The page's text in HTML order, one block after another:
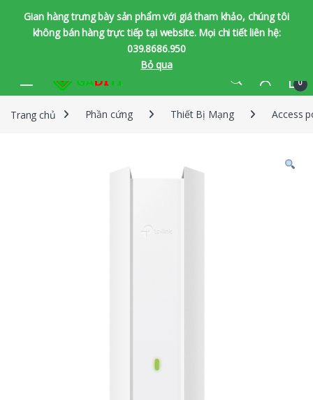
Gian hàng trưng bày sản phẩm với giá tham khảo, chúng tôi
không bán hàng trực tiếp tại website. Mọi chi tiết liên hệ:
039.8686.950
Bỏ qua
0
Trang chủ Phần cứng Thiết Bị Mạng Access